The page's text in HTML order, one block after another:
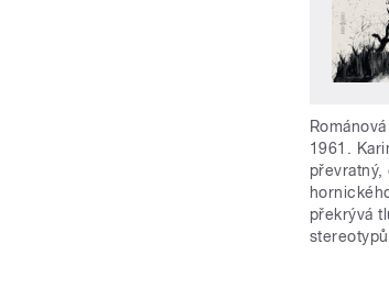
1961.
převratný,
překrývá